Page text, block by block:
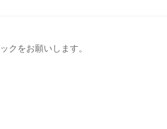
クをお願いします。